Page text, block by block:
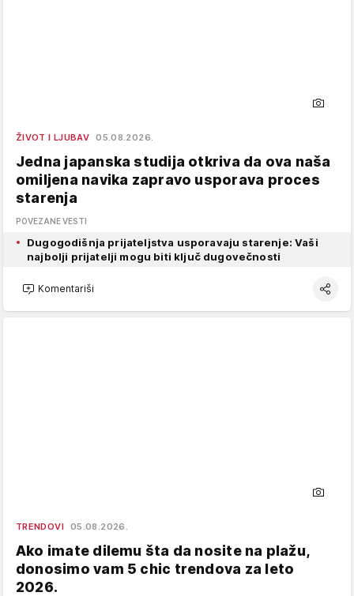
ŽIVOT I LJUBAV 05.08.2026.
Jedna japanska studija otkriva da ova naša
omiljena navika zapravo usporava proces
starenja
POVEZANE VESTI
Dugogodišnja prijateljstva usporavaju starenje: Vaši
najbolji prijatelji mogu biti ključ dugovečnosti
Komentariši
TRENDOVI 05.08.2026.
Ako imate dilemu šta da nosite na plažu,
donosimo vam 5 chic trendova za leto
2026.